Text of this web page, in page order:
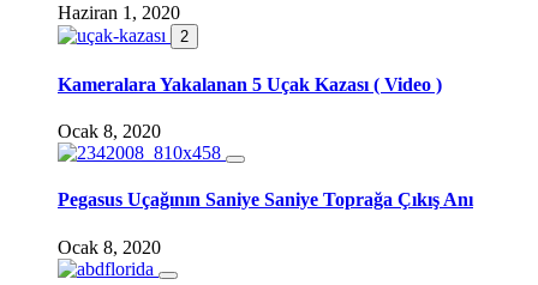
Haziran 1, 2020
2
Kameralara Yakalanan 5 Uçak Kazası ( Video )
Ocak 8, 2020
Pegasus Uçağının Saniye Saniye Toprağa Çıkış Anı
Ocak 8, 2020